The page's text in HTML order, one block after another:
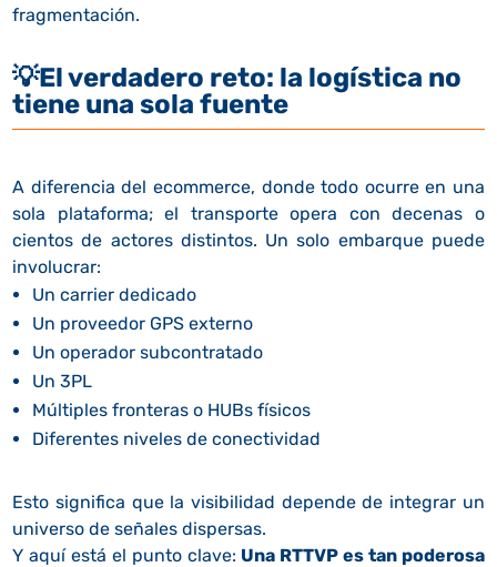
fragmentación.
💡El verdadero reto: la logística no
tiene una sola fuente
A diferencia del ecommerce, donde todo ocurre en una
sola plataforma; el transporte opera con decenas o
cientos de actores distintos. Un solo embarque puede
involucrar:
Un carrier dedicado
Un proveedor GPS externo
Un operador subcontratado
Un 3PL
Múltiples fronteras o HUBs físicos
Diferentes niveles de conectividad
Esto significa que la visibilidad depende de integrar un
universo de señales dispersas.
Y aquí está el punto clave: Una RTTVP es tan poderosa